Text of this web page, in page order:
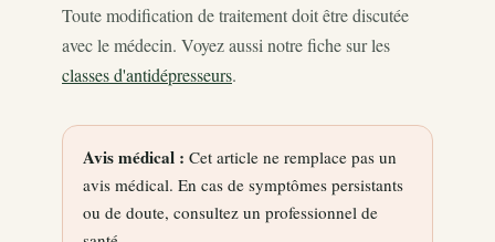
Toute modification de traitement doit être discutée
avec le médecin. Voyez aussi notre fiche sur les
classes d'antidépresseurs.
Avis médical : Cet article ne remplace pas un
avis médical. En cas de symptômes persistants
ou de doute, consultez un professionnel de